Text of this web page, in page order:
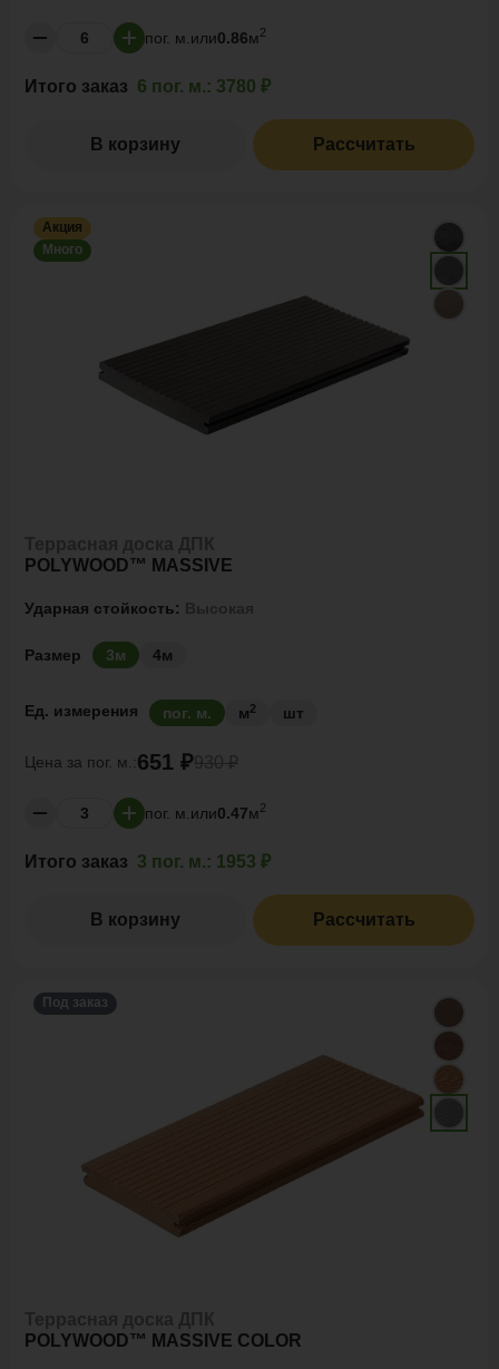
пог. м. или0.86м2
Итого заказ 6 пог. м.: 3780 ₽
В корзину Рассчитать
Акция
Много
POLYWOOD™ MASSIVE
Ударная стойкость:
Размер 3м 4м
Ед. измерения пог. м. м2 шт
Цена за пог. м.:651 ₽
пог. м. или0.47м2
Итого заказ 3 пог. м.: 1953 ₽
В корзину Рассчитать
Под заказ
POLYWOOD™ MASSIVE COLOR